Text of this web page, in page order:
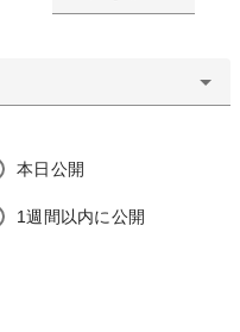
本日公開
1週間以内に公開